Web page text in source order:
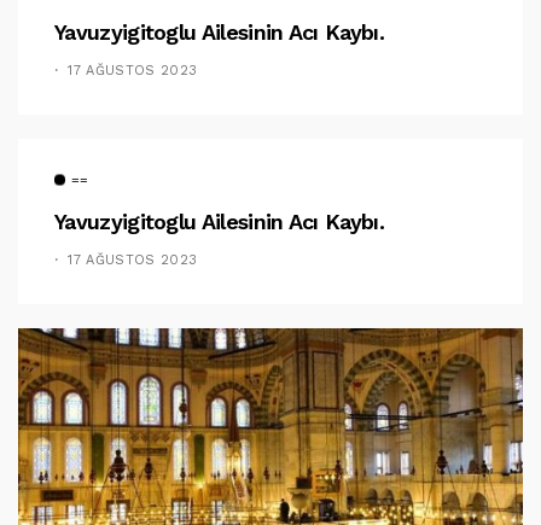
Yavuzyigitoglu Ailesinin Acı Kaybı.
17 AĞUSTOS 2023
==
Yavuzyigitoglu Ailesinin Acı Kaybı.
17 AĞUSTOS 2023